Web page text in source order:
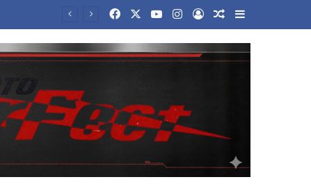
FacebookYouTubeInstagram
Log InRandom Article
Sidebar